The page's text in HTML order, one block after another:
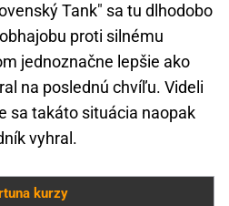
Tank" sa tu dlhodobo
proti silnému
jednoznačne lepšie ako
na poslednú chvíľu. Videli
sa takáto situácia naopak
vyhral.
kurzy